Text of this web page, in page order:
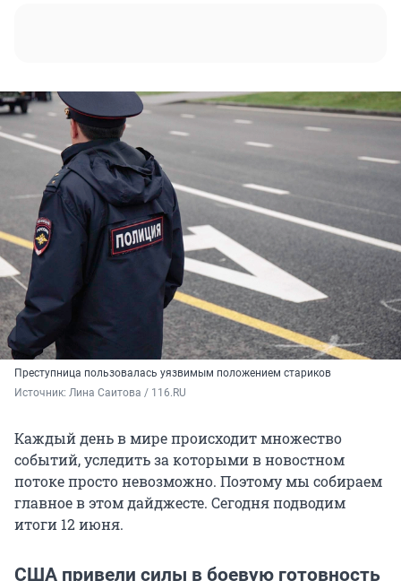
Преступница пользовалась уязвимым положением стариков
Источник: Лина Саитова / 116.RU
Каждый день в мире происходит множество
событий, уследить за которыми в новостном
потоке просто невозможно. Поэтому мы собираем
главное в этом дайджесте. Сегодня подводим
итоги 12 июня.
США привели силы в боевую готовность